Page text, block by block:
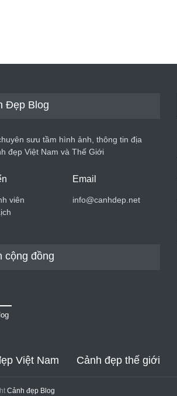
Đẹp Blog
sưu tầm hình ảnh, thông tin địa
đẹp Việt Nam và Thế Giới
viên
Email
info@canhdep.net
cộng đồng
Việt Nam Cảnh đẹp thế giới
Cảnh đẹp Blog